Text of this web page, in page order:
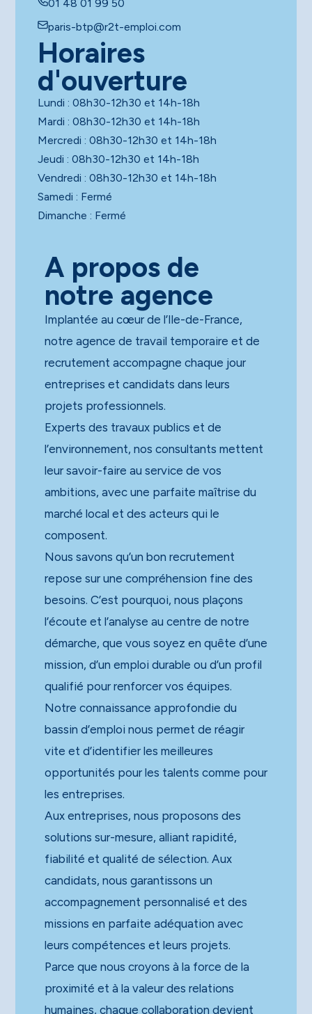
01 48 01 99 50
paris-btp@r2t-emploi.com
Horaires
d'ouverture
Lundi : 08h30-12h30 et 14h-18h
Mardi : 08h30-12h30 et 14h-18h
Mercredi : 08h30-12h30 et 14h-18h
Jeudi : 08h30-12h30 et 14h-18h
Vendredi : 08h30-12h30 et 14h-18h
Samedi : Fermé
Dimanche : Fermé
A propos de
notre agence
Implantée au cœur de l’Ile-de-France,
notre agence de travail temporaire et de
recrutement accompagne chaque jour
entreprises et candidats dans leurs
projets professionnels.
Experts des travaux publics et de
l’environnement, nos consultants mettent
leur savoir-faire au service de vos
ambitions, avec une parfaite maîtrise du
marché local et des acteurs qui le
composent.
Nous savons qu’un bon recrutement
repose sur une compréhension fine des
besoins. C’est pourquoi, nous plaçons
l’écoute et l’analyse au centre de notre
démarche, que vous soyez en quête d’une
mission, d’un emploi durable ou d’un profil
qualifié pour renforcer vos équipes.
Notre connaissance approfondie du
bassin d’emploi nous permet de réagir
vite et d’identifier les meilleures
opportunités pour les talents comme pour
les entreprises.
Aux entreprises, nous proposons des
solutions sur-mesure, alliant rapidité,
fiabilité et qualité de sélection. Aux
candidats, nous garantissons un
accompagnement personnalisé et des
missions en parfaite adéquation avec
leurs compétences et leurs projets.
Parce que nous croyons à la force de la
proximité et à la valeur des relations
humaines, chaque collaboration devient